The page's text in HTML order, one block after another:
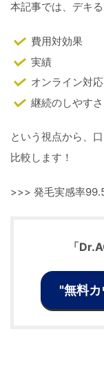
本記事では、デキ
費用対効果
実績
オンライン対応
継続のしやすさ
という視点から、
比較します！
>>> 発毛実感率
「
"無料カ